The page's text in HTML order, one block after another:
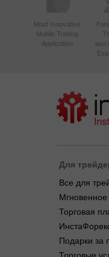
Most Innovative
Mobile Trading
Application
Для
Все для
Мгновенное
Торговая
Подарки за
Торговые